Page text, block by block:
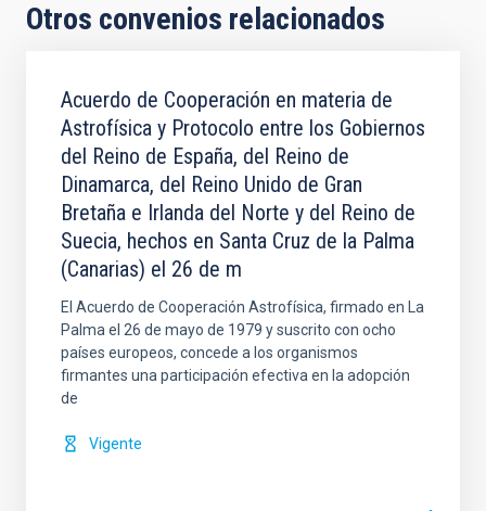
Otros convenios relacionados
Acuerdo de Cooperación en materia de
Astrofísica y Protocolo entre los Gobiernos
del Reino de España, del Reino de
Dinamarca, del Reino Unido de Gran
Bretaña e Irlanda del Norte y del Reino de
Suecia, hechos en Santa Cruz de la Palma
(Canarias) el 26 de m
El Acuerdo de Cooperación Astrofísica, firmado en La
Palma el 26 de mayo de 1979 y suscrito con ocho
países europeos, concede a los organismos
firmantes una participación efectiva en la adopción
de
Vigente